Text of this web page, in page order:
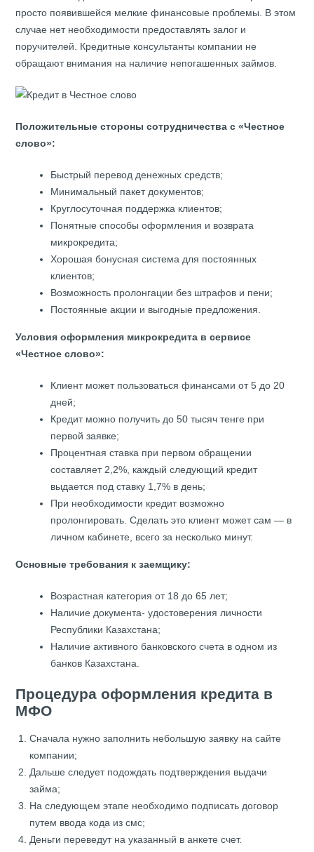
просто появившейся мелкие финансовые проблемы. В этом
случае нет необходимости предоставлять залог и
поручителей. Кредитные консультанты компании не
обращают внимания на наличие непогашенных займов.
Положительные стороны сотрудничества с «Честное
слово»:
Быстрый перевод денежных средств;
Минимальный пакет документов;
Круглосуточная поддержка клиентов;
Понятные способы оформления и возврата
микрокредита;
Хорошая бонусная система для постоянных
клиентов;
Возможность пролонгации без штрафов и пени;
Постоянные акции и выгодные предложения.
Условия оформления микрокредита в сервисе
«Честное слово»:
Клиент может пользоваться финансами от 5 до 20
дней;
Кредит можно получить до 50 тысяч тенге при
первой заявке;
Процентная ставка при первом обращении
составляет 2,2%, каждый следующий кредит
выдается под ставку 1,7% в день;
При необходимости кредит возможно
пролонгировать. Сделать это клиент может сам — в
личном кабинете, всего за несколько минут.
Основные требования к заемщику:
Возрастная категория от 18 до 65 лет;
Наличие документа- удостоверения личности
Республики Казахстана;
Наличие активного банковского счета в одном из
банков Казахстана.
Процедура оформления кредита в
МФО
Сначала нужно заполнить небольшую заявку на сайте
компании;
Дальше следует подождать подтверждения выдачи
займа;
На следующем этапе необходимо подписать договор
путем ввода кода из смс;
Деньги переведут на указанный в анкете счет.